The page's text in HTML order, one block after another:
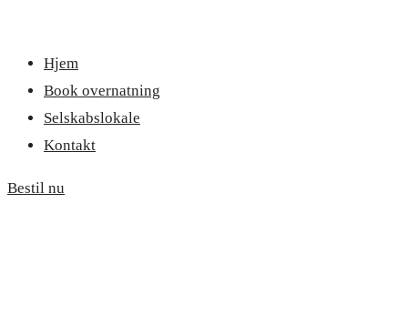
Hjem
Book overnatning
Selskabslokale
Kontakt
Bestil nu